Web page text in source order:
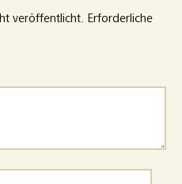
veröffentlicht. Erforderliche